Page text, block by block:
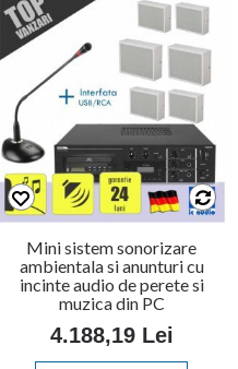
Mini sistem sonorizare
ambientala si anunturi cu
incinte audio de perete si
muzica din PC
4.188,19 Lei